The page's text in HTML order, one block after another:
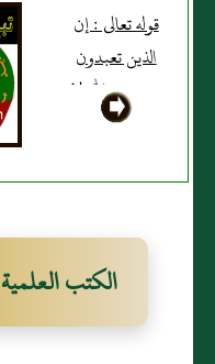
قوله تعالى : إن
الذين تعبدون
من دون الله لا
يملكون
الكتب العلمية